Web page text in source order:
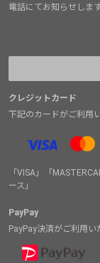
電話にてお知らせします
クレジットカード
下記のカードがご利用
「VISA」「
ース」
PayPay
PayPay決済がご利用い